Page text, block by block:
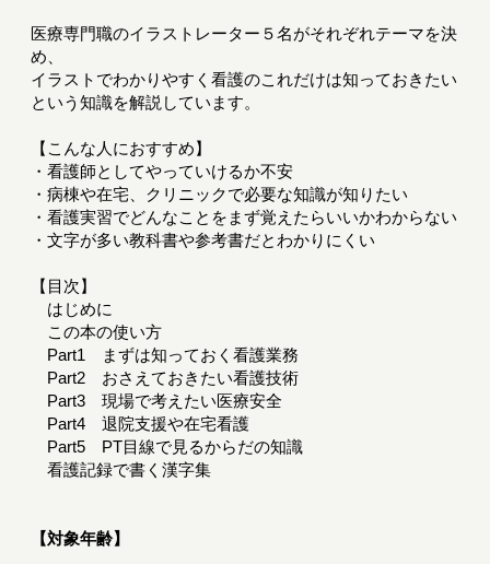
医療専門職のイラストレーター５名がそれぞれテーマを決
め、
イラストでわかりやすく看護のこれだけは知っておきたい
という知識を解説しています。
【こんな人におすすめ】
・看護師としてやっていけるか不安
・病棟や在宅、クリニックで必要な知識が知りたい
・看護実習でどんなことをまず覚えたらいいかわからない
・文字が多い教科書や参考書だとわかりにくい
【目次】
はじめに
この本の使い方
Part1 まずは知っておく看護業務
Part2 おさえておきたい看護技術
Part3 現場で考えたい医療安全
Part4 退院支援や在宅看護
Part5 PT目線で見るからだの知識
看護記録で書く漢字集
【対象年齢】